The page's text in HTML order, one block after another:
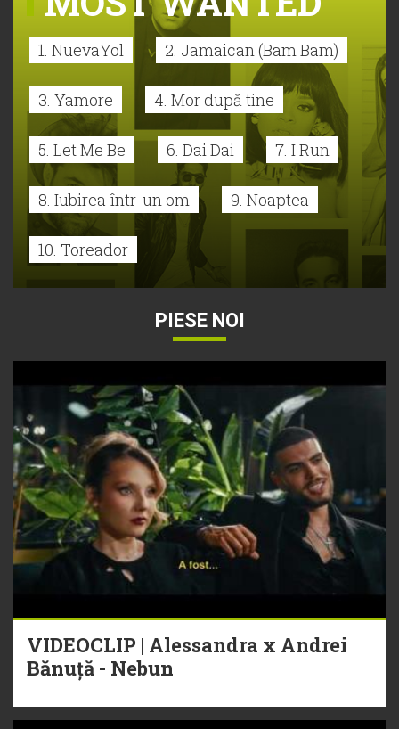
1. NuevaYol 2. Jamaican (Bam Bam)
3. Yamore 4. Mor după tine
5. Let Me Be 6. Dai Dai 7. I Run
8. Iubirea într-un om 9. Noaptea
10. Toreador
PIESE NOI
VIDEOCLIP | Alessandra x Andrei
Bănuță - Nebun